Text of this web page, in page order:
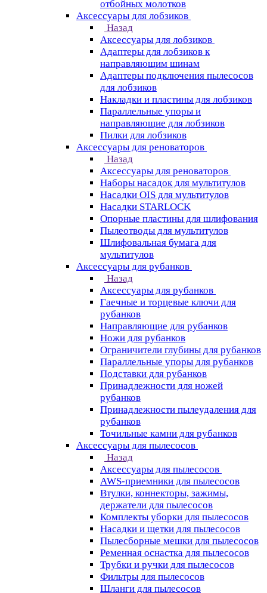
отбойных молотков
Аксессуары для лобзиков
Назад
Аксессуары для лобзиков
Адаптеры для лобзиков к
направляющим шинам
Адаптеры подключения пылесосов
для лобзиков
Накладки и пластины для лобзиков
Параллельные упоры и
направляющие для лобзиков
Пилки для лобзиков
Аксессуары для реноваторов
Назад
Аксессуары для реноваторов
Наборы насадок для мультитулов
Насадки OIS для мультитулов
Насадки STARLOCK
Опорные пластины для шлифования
Пылеотводы для мультитулов
Шлифовальная бумага для
мультитулов
Аксессуары для рубанков
Назад
Аксессуары для рубанков
Гаечные и торцевые ключи для
рубанков
Направляющие для рубанков
Ножи для рубанков
Ограничители глубины для рубанков
Параллельные упоры для рубанков
Подставки для рубанков
Принадлежности для ножей
рубанков
Принадлежности пылеудаления для
рубанков
Точильные камни для рубанков
Аксессуары для пылесосов
Назад
Аксессуары для пылесосов
AWS-приемники для пылесосов
Втулки, коннекторы, зажимы,
держатели для пылесосов
Комплекты уборки для пылесосов
Насадки и щетки для пылесосов
Пылесборные мешки для пылесосов
Ременная оснастка для пылесосов
Трубки и ручки для пылесосов
Фильтры для пылесосов
Шланги для пылесосов